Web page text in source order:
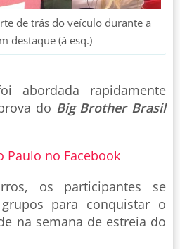
de trás do veículo durante a
destaque (à esq.)
abordada rapidamente
do Big Brother Brasil
Paulo no Facebook
os participantes se
para conquistar o
na semana de estreia do